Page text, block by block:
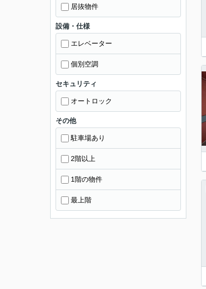
居抜物件
設備・仕様
エレベーター
個別空調
セキュリティ
オートロック
その他
駐車場あり
2階以上
1階の物件
最上階